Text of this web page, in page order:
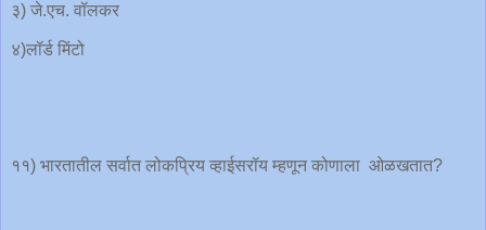
३) जे.एच. वॉलकर
४)लॉर्ड मिंटो
११) भारतातील सर्वात लोकप्रिय व्हाईसरॉय म्हणून कोणाला ओळखतात?